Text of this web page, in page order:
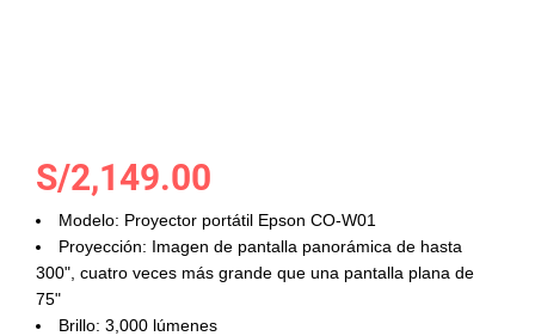
Saltar
comienzo
galería
S/2,149.00
Modelo: Proyector portátil Epson CO-W01
Proyección: Imagen de pantalla panorámica de hasta
300", cuatro veces más grande que una pantalla plana de
75"
Brillo: 3,000 lúmenes